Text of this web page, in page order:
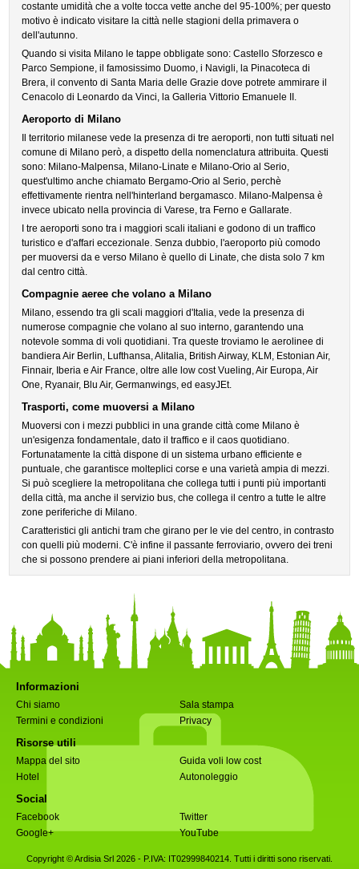
costante umidità che a volte tocca vette anche del 95-100%; per questo
motivo è indicato visitare la città nelle stagioni della primavera o
dell'autunno.
Quando si visita Milano le tappe obbligate sono: Castello Sforzesco e
Parco Sempione, il famosissimo Duomo, i Navigli, la Pinacoteca di
Brera, il convento di Santa Maria delle Grazie dove potrete ammirare il
Cenacolo di Leonardo da Vinci, la Galleria Vittorio Emanuele II.
Aeroporto di Milano
Il territorio milanese vede la presenza di tre aeroporti, non tutti situati nel
comune di Milano però, a dispetto della nomenclatura attribuita. Questi
sono: Milano-Malpensa, Milano-Linate e Milano-Orio al Serio,
quest'ultimo anche chiamato Bergamo-Orio al Serio, perchè
effettivamente rientra nell'hinterland bergamasco. Milano-Malpensa è
invece ubicato nella provincia di Varese, tra Ferno e Gallarate.
I tre aeroporti sono tra i maggiori scali italiani e godono di un traffico
turistico e d'affari eccezionale. Senza dubbio, l'aeroporto più comodo
per muoversi da e verso Milano è quello di Linate, che dista solo 7 km
dal centro città.
Compagnie aeree che volano a Milano
Milano, essendo tra gli scali maggiori d'Italia, vede la presenza di
numerose compagnie che volano al suo interno, garantendo una
notevole somma di voli quotidiani. Tra queste troviamo le aerolinee di
bandiera Air Berlin, Lufthansa, Alitalia, British Airway, KLM, Estonian Air,
Finnair, Iberia e Air France, oltre alle low cost Vueling, Air Europa, Air
One, Ryanair, Blu Air, Germanwings, ed easyJEt.
Trasporti, come muoversi a Milano
Muoversi con i mezzi pubblici in una grande città come Milano è
un'esigenza fondamentale, dato il traffico e il caos quotidiano.
Fortunatamente la città dispone di un sistema urbano efficiente e
puntuale, che garantisce molteplici corse e una varietà ampia di mezzi.
Si può scegliere la metropolitana che collega tutti i punti più importanti
della città, ma anche il servizio bus, che collega il centro a tutte le altre
zone periferiche di Milano.
Caratteristici gli antichi tram che girano per le vie del centro, in contrasto
con quelli più moderni. C'è infine il passante ferroviario, ovvero dei treni
che si possono prendere ai piani inferiori della metropolitana.
Informazioni
Chi siamo
Sala stampa
Termini e condizioni
Privacy
Risorse utili
Mappa del sito
Guida voli low cost
Hotel
Autonoleggio
Social
Facebook
Twitter
Google+
YouTube
Copyright © Ardisia Srl 2026 - P.IVA: IT02999840214. Tutti i diritti sono riservati.